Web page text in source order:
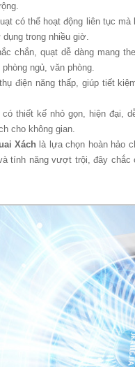
có thể hoạt động liên tục
trong nhiều giờ.
chắn, quạt dễ dàng mang
ngủ, văn phòng.
điện năng thấp, giúp tiết
có thiết kế nhỏ gọn, hiện đại,
cho không gian.
Xách là lựa chọn hoàn hảo
tính năng vượt trội, đây chắc